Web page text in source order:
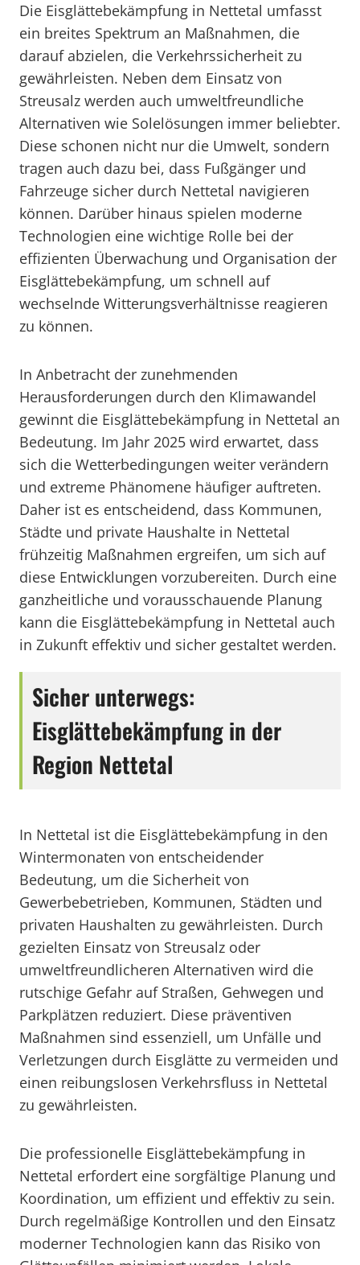
Die Eisglättebekämpfung in Nettetal umfasst
ein breites Spektrum an Maßnahmen, die
darauf abzielen, die Verkehrssicherheit zu
gewährleisten. Neben dem Einsatz von
Streusalz werden auch umweltfreundliche
Alternativen wie Solelösungen immer beliebter.
Diese schonen nicht nur die Umwelt, sondern
tragen auch dazu bei, dass Fußgänger und
Fahrzeuge sicher durch Nettetal navigieren
können. Darüber hinaus spielen moderne
Technologien eine wichtige Rolle bei der
effizienten Überwachung und Organisation der
Eisglättebekämpfung, um schnell auf
wechselnde Witterungsverhältnisse reagieren
zu können.
In Anbetracht der zunehmenden
Herausforderungen durch den Klimawandel
gewinnt die Eisglättebekämpfung in Nettetal an
Bedeutung. Im Jahr 2025 wird erwartet, dass
sich die Wetterbedingungen weiter verändern
und extreme Phänomene häufiger auftreten.
Daher ist es entscheidend, dass Kommunen,
Städte und private Haushalte in Nettetal
frühzeitig Maßnahmen ergreifen, um sich auf
diese Entwicklungen vorzubereiten. Durch eine
ganzheitliche und vorausschauende Planung
kann die Eisglättebekämpfung in Nettetal auch
in Zukunft effektiv und sicher gestaltet werden.
Sicher unterwegs:
Eisglättebekämpfung in der
Region Nettetal
In Nettetal ist die Eisglättebekämpfung in den
Wintermonaten von entscheidender
Bedeutung, um die Sicherheit von
Gewerbebetrieben, Kommunen, Städten und
privaten Haushalten zu gewährleisten. Durch
gezielten Einsatz von Streusalz oder
umweltfreundlicheren Alternativen wird die
rutschige Gefahr auf Straßen, Gehwegen und
Parkplätzen reduziert. Diese präventiven
Maßnahmen sind essenziell, um Unfälle und
Verletzungen durch Eisglätte zu vermeiden und
einen reibungslosen Verkehrsfluss in Nettetal
zu gewährleisten.
Die professionelle Eisglättebekämpfung in
Nettetal erfordert eine sorgfältige Planung und
Koordination, um effizient und effektiv zu sein.
Durch regelmäßige Kontrollen und den Einsatz
moderner Technologien kann das Risiko von